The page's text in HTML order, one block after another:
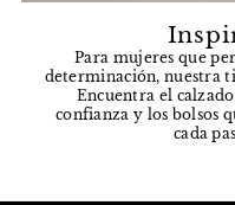
Para mujeres que
determinación, nuestra
Encuentra el
confianza y los bolsos
cada